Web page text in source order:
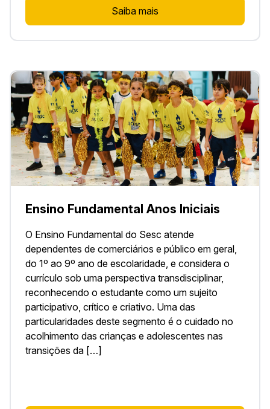
Saiba mais
Ensino Fundamental Anos Iniciais
O Ensino Fundamental do Sesc atende
dependentes de comerciários e público em geral,
do 1º ao 9º ano de escolaridade, e considera o
currículo sob uma perspectiva transdisciplinar,
reconhecendo o estudante como um sujeito
participativo, crítico e criativo. Uma das
particularidades deste segmento é o cuidado no
acolhimento das crianças e adolescentes nas
transições da […]